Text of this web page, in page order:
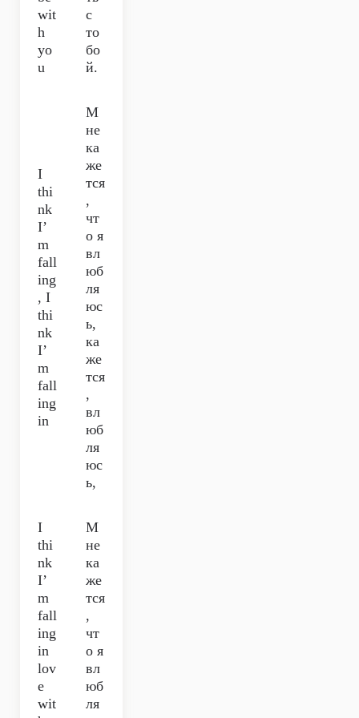
wit
h
yo
u
с
то
бо
й.
I
thi
nk
I’
m
fall
ing
, I
thi
nk
I’
m
fall
ing
in
М
не
ка
же
тся
,
чт
о я
вл
юб
ля
юс
ь,
ка
же
тся
,
вл
юб
ля
юс
ь,
I
thi
nk
I’
m
fall
ing
in
lov
e
wit
М
не
ка
же
тся
,
чт
о я
вл
юб
ля